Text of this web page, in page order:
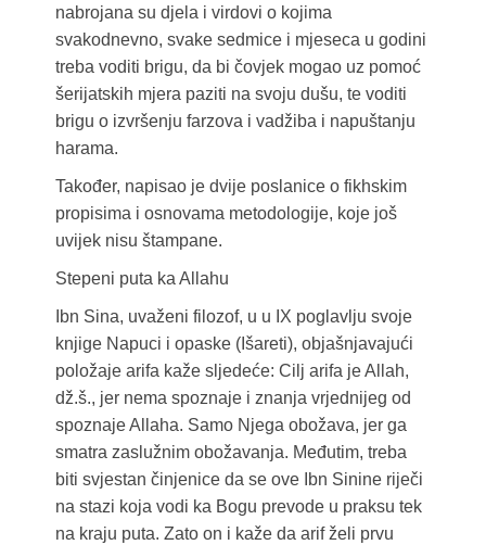
nabrojana su djela i virdovi o kojima
svakodnevno, svake sedmice i mjeseca u godini
treba voditi brigu, da bi čovjek mogao uz pomoć
šerijatskih mjera paziti na svoju dušu, te voditi
brigu o izvršenju farzova i vadžiba i napuštanju
harama.
Također, napisao je dvije poslanice o fikhskim
propisima i osnovama metodologije, koje još
uvijek nisu štampane.
Stepeni puta ka Allahu
Ibn Sina, uvaženi filozof, u u IX poglavlju svoje
knjige Napuci i opaske (Išareti), objašnjavajući
položaje arifa kaže sljedeće: Cilj arifa je Allah,
dž.š., jer nema spoznaje i znanja vrjednijeg od
spoznaje Allaha. Samo Njega obožava, jer ga
smatra zaslužnim obožavanja. Međutim, treba
biti svjestan činjenice da se ove Ibn Sinine riječi
na stazi koja vodi ka Bogu prevode u praksu tek
na kraju puta. Zato on i kaže da arif želi prvu